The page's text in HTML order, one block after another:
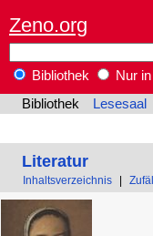
Zeno.org
Bibliothek
Nur
Bibliothek
Lesesaal
Literatur
Inhaltsverzeichnis